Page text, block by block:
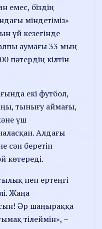
емес, біздің
міндетіміз»
үй кезегінде
аумағы 33 мың
пәтердің кілтін
екі футбол,
тынығу аймағы,
үш
Алдағы
сән беретін
көтереді.
пен ертеңгі
Жаңа
Әр шаңыраққа
тілеймін», –